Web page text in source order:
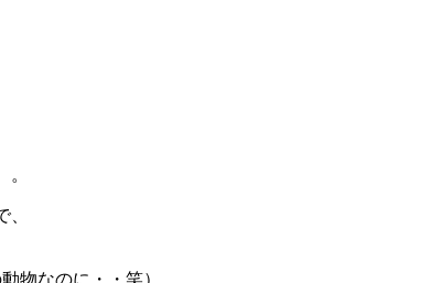
物なのに・・笑）